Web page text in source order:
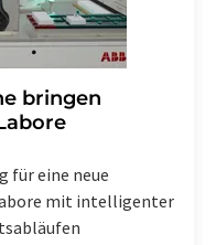
bringen
für eine neue
mit intelligenter